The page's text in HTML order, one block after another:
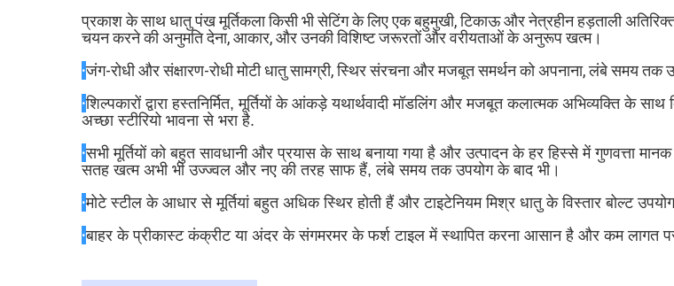
प्रकाश के साथ धातु पंख मूर्तिकला किसी भी सेटिंग के लिए एक बहुमुखी, टिकाऊ और नेत्रहीन हड़ताली
चयन करने की अनुमति देना, आकार, और उनकी विशिष्ट जरूरतों और वरीयताओं के अनुरूप खत्म।
·जंग-रोधी और संक्षारण-रोधी मोटी धातु सामग्री, स्थिर संरचना और मजबूत समर्थन को अपनाना, लंबे समय तक
·शिल्पकारों द्वारा हस्तनिर्मित, मूर्तियों के आंकड़े यथार्थवादी मॉडलिंग और मजबूत कलात्मक अभिव्यक्ति के
अच्छा स्टीरियो भावना से भरा है.
·सभी मूर्तियों को बहुत सावधानी और प्रयास के साथ बनाया गया है और उत्पादन के हर हिस्से में गुणवत्ता
सतह खत्म अभी भी उज्ज्वल और नए की तरह साफ हैं, लंबे समय तक उपयोग के बाद भी।
·मोटे स्टील के आधार से मूर्तियां बहुत अधिक स्थिर होती हैं और टाइटेनियम मिश्र धातु के विस्तार बोल्ट उपयोग
·बाहर के प्रीकास्ट कंक्रीट या अंदर के संगमरमर के फर्श टाइल में स्थापित करना आसान है और कम लागत